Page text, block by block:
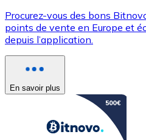
Procurez-vous des bons
points de vente en Europe et
depuis l’application.
En savoir plus